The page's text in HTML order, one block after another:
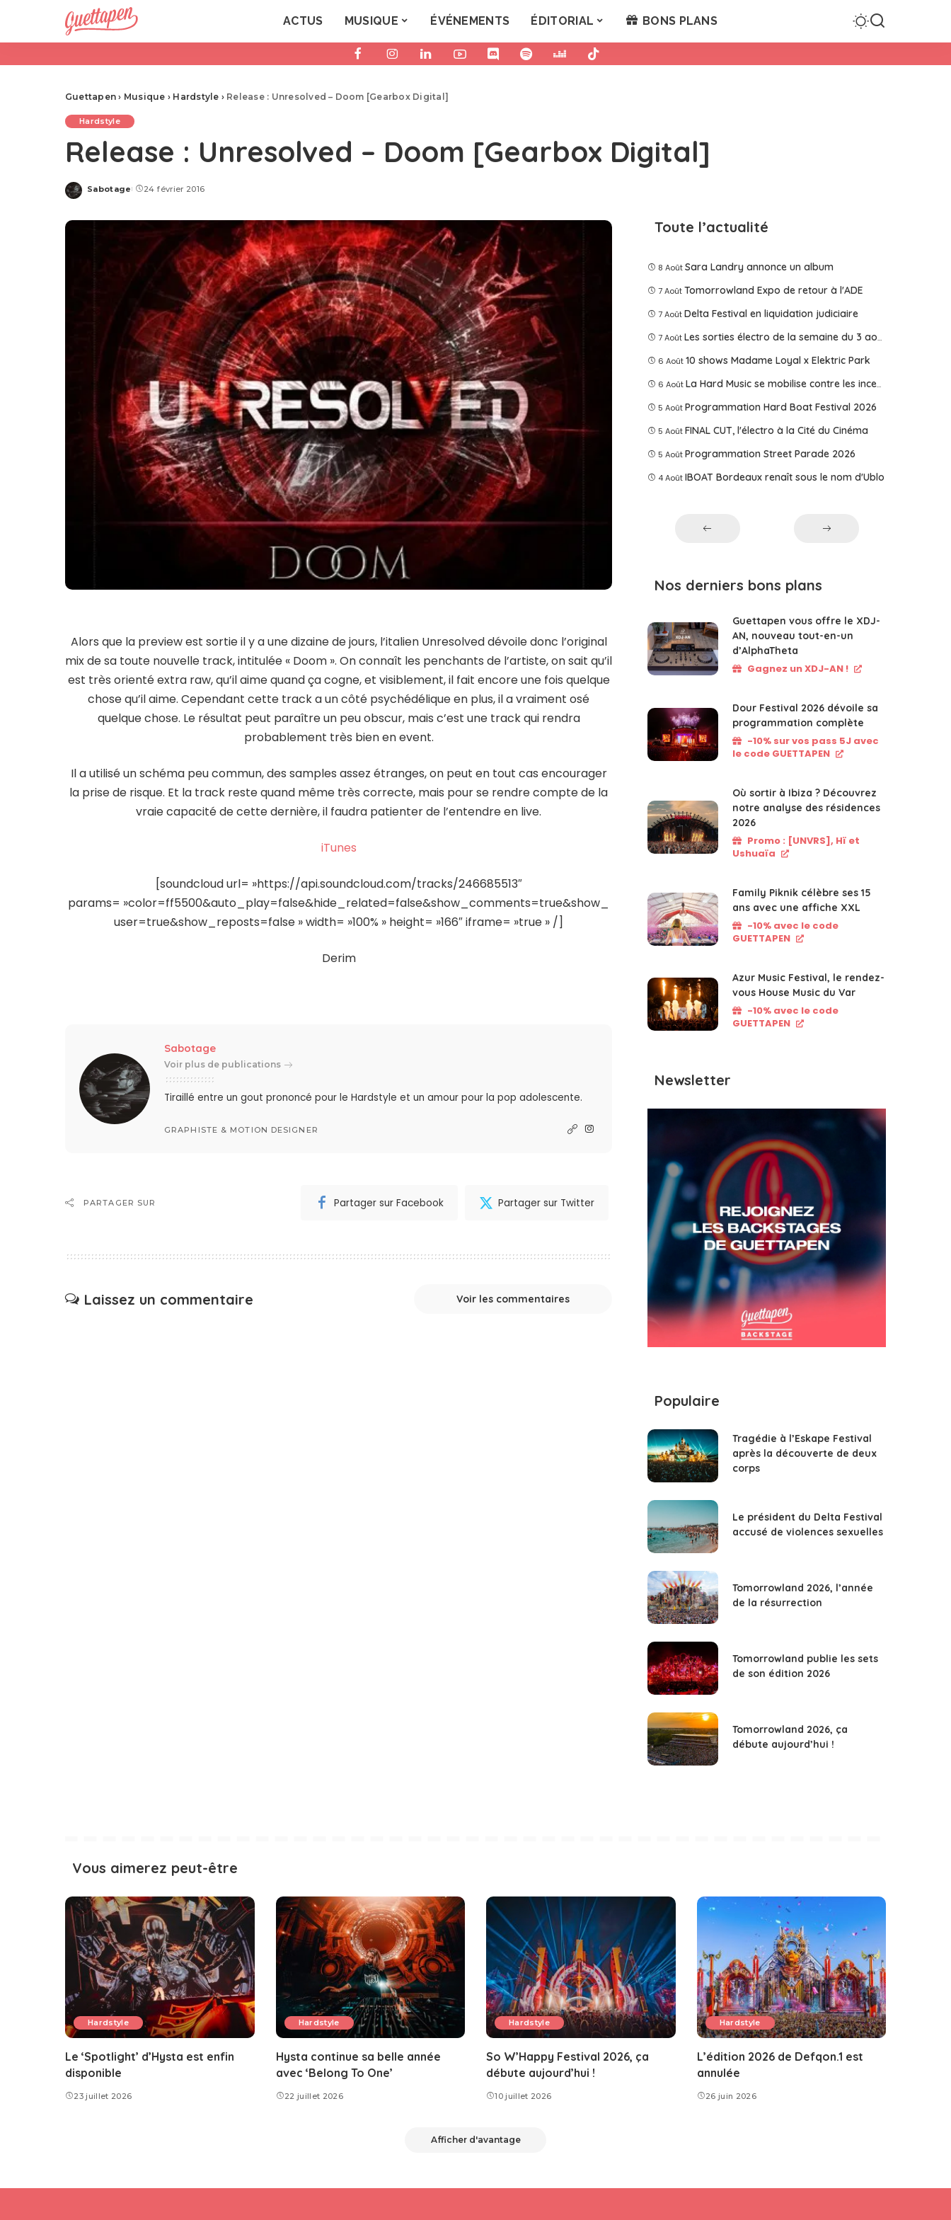
ACTUS MUSIQUE ÉVÉNEMENTS ÉDITORIAL BONS PLANS
Guettapen › Musique › Hardstyle › Release : Unresolved – Doom [Gearbox Digital]
Hardstyle
Release : Unresolved – Doom [Gearbox Digital]
Posted
Sabotage 24 février 2016
Alors que la preview est sortie il y a une dizaine de jours, l’italien Unresolved dévoile donc l’original
mix de sa toute nouvelle track, intitulée « Doom ». On connaît les penchants de l’artiste, on sait qu’il
est très orienté extra raw, qu’il aime quand ça cogne, et visiblement, il fait encore une fois quelque
chose qu’il aime. Cependant cette track a un côté psychédélique en plus, il a vraiment osé
quelque chose. Le résultat peut paraître un peu obscur, mais c’est une track qui rendra
probablement très bien en event.
Il a utilisé un schéma peu commun, des samples assez étranges, on peut en tout cas encourager
la prise de risque. Et la track reste quand même très correcte, mais pour se rendre compte de la
vraie capacité de cette dernière, il faudra patienter de l’entendre en live.
iTunes
[soundcloud url= »https://api.soundcloud.com/tracks/246685513″
params= »color=ff5500&auto_play=false&hide_related=false&show_comments=true&show_
user=true&show_reposts=false » width= »100% » height= »166″ iframe= »true » /]
Derim
Sabotage
Voir plus de publications
Tiraillé entre un gout prononcé pour le Hardstyle et un amour pour la pop adolescente.
GRAPHISTE & MOTION DESIGNER
PARTAGER SUR Partager sur Facebook Partager sur Twitter
Laissez un commentaire Voir les commentaires
Toute l’actualité
8 Août Sara Landry annonce un album
7 Août Tomorrowland Expo de retour à l'ADE
7 Août Delta Festival en liquidation judiciaire
7 Août Les sorties électro de la semaine du 3 août 2026
6 Août 10 shows Madame Loyal x Elektric Park
6 Août La Hard Music se mobilise contre les incendies
5 Août Programmation Hard Boat Festival 2026
5 Août FINAL CUT, l'électro à la Cité du Cinéma
5 Août Programmation Street Parade 2026
4 Août IBOAT Bordeaux renaît sous le nom d'Ublo
Nos derniers bons plans
Guettapen vous offre le XDJ-
AN, nouveau tout-en-un
d’AlphaTheta
Gagnez un XDJ-AN !
Dour Festival 2026 dévoile sa
programmation complète
-10% sur vos pass 5J avec
le code GUETTAPEN
Où sortir à Ibiza ? Découvrez
notre analyse des résidences
2026
Promo : [UNVRS], Hï et
Ushuaïa
Family Piknik célèbre ses 15
ans avec une affiche XXL
-10% avec le code
GUETTAPEN
Azur Music Festival, le rendez-
vous House Music du Var
-10% avec le code
GUETTAPEN
Newsletter
Populaire
Tragédie à l’Eskape Festival
après la découverte de deux
corps
Le président du Delta Festival
accusé de violences sexuelles
Tomorrowland 2026, l’année
de la résurrection
Tomorrowland publie les sets
de son édition 2026
Tomorrowland 2026, ça
débute aujourd’hui !
Vous aimerez peut-être
Hardstyle
Le ‘Spotlight’ d’Hysta est enfin
disponible
23 juillet 2026
Hardstyle
Hysta continue sa belle année
avec ‘Belong To One’
22 juillet 2026
Hardstyle
So W’Happy Festival 2026, ça
débute aujourd’hui !
10 juillet 2026
Hardstyle
L’édition 2026 de Defqon.1 est
annulée
26 juin 2026
Afficher d'avantage